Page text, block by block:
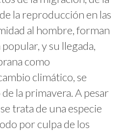
la reproducción en las
al hombre, forman
y su llegada,
como
climático, se
la primavera. A pesar
trata de una especie
por culpa de los